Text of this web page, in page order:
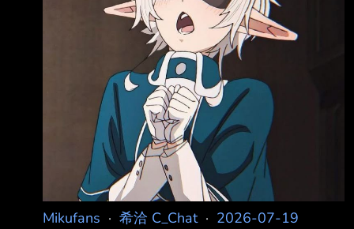
100812435714?s=46 她就只是被弄懷孕了，
然後整個角色塑造都被
Mikufans · 希洽 C_Chat· 2026-07-19